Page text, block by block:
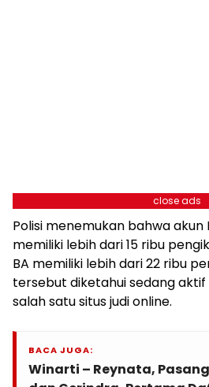
close ads
Polisi menemukan bahwa
memiliki lebih dari 15 ribu
BA memiliki lebih dari 22 ribu
tersebut diketahui sedang
salah satu situs judi online.
BACA JUGA:
Winarti – Reynata,